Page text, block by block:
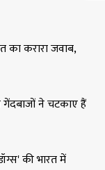
का करारा जवाब,
गेंदबाजों ने चटकाए हैं
की भारत में